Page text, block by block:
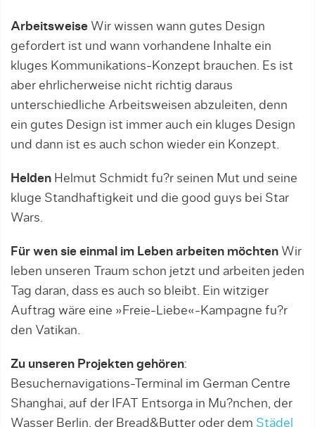
Arbeitsweise Wir wissen wann gutes Design
gefordert ist und wann vorhandene Inhalte ein
kluges Kommunikations-Konzept brauchen. Es ist
aber ehrlicherweise nicht richtig daraus
unterschiedliche Arbeitsweisen abzuleiten, denn
ein gutes Design ist immer auch ein kluges Design
und dann ist es auch schon wieder ein Konzept.
Helden Helmut Schmidt fu?r seinen Mut und seine
kluge Standhaftigkeit und die good guys bei Star
Wars.
Für wen sie einmal im Leben arbeiten möchten Wir
leben unseren Traum schon jetzt und arbeiten jeden
Tag daran, dass es auch so bleibt. Ein witziger
Auftrag wäre eine »Freie-Liebe«-Kampagne fu?r
den Vatikan.
Zu unseren Projekten gehören:
Besuchernavigations-Terminal im German Centre
Shanghai, auf der IFAT Entsorga in Mu?nchen, der
Wasser Berlin, der Bread&Butter oder dem Städel